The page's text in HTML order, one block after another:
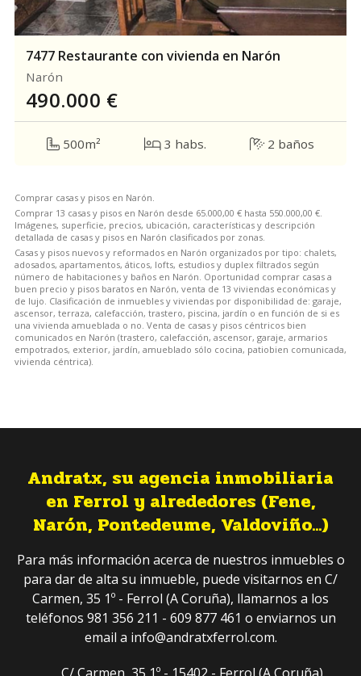
7477 Restaurante con vivienda en Narón
490.000 €
500m² 3 habs. 2 baños
Narón
Comprar casas y pisos en Narón.
Comprar 13 casas y pisos en Narón desde 65.000,00 € hasta 550.000,00 €.
Imágenes, superficie, precios, ubicación, características y descripción
detallada de casas y pisos en Narón clasificados por zonas.
Casas y pisos nuevos y reformados en Narón organizados por tipo: chalets,
adosados, apartamentos, áticos, lofts, estudios y duplex filtrados según
número de habitaciones y baños en Narón. Oportunidad comprar casas a
buen precio y pisos baratos en Narón, venta de 13 viviendas económicas y
de lujo. Clasificación de inmuebles y viviendas por disponibilidad de: garaje,
ascensor, terraza, calefacción, trastero, piscina, jardín o en función de si es
una vivienda amueblada o no. Venta de casas y pisos céntricos bien
comunicados en Narón (trastero, calefacción, ascensor, garaje, armarios
empotrados, exterior, jardín, amueblado sólo cocina, patiobien comunicada,
vivienda céntrica).
Andratx, su agencia inmobiliaria
en Ferrol y alrededores (Fene,
Narón, Pontedeume, Valdoviño...)
Para más información acerca de nuestros inmuebles o
para dar de alta su inmueble, puede visitarnos en C/
Carmen, 35 1º - Ferrol (A Coruña), llamarnos a los
teléfonos 981 356 211 - 609 877 461 o enviarnos un
email a info@andratxferrol.com.